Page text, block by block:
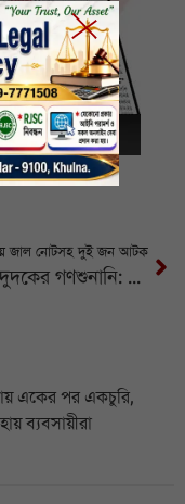
জাল নোটসহ দুই জন আটক
খুলনায় দুদকের গণশুনানি: নাগরিক ভোগান্তি ও দুর্নীতির অভিযোগে তাৎক্ষণিক নির্দেশ
একের পর একচুরি,
ব্যবসায়ীরা